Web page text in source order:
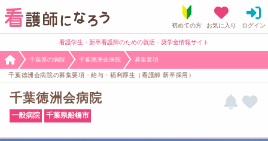
看護学生・新卒看護師のための就活・奨学金情報サイト
千葉県の病院 千葉徳洲会病院 募集要項
千葉徳洲会病院の募集要項・給与・福利厚生（看護師 新卒採用）
千葉徳洲会病院
一般病院 千葉県船橋市